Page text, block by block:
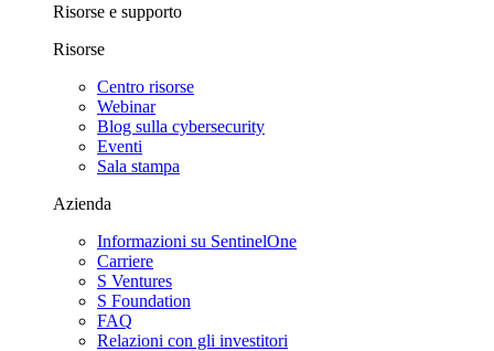
Risorse e supporto
Risorse
Centro risorse
Webinar
Blog sulla cybersecurity
Eventi
Sala stampa
Azienda
Informazioni su SentinelOne
Carriere
S Ventures
S Foundation
FAQ
Relazioni con gli investitori